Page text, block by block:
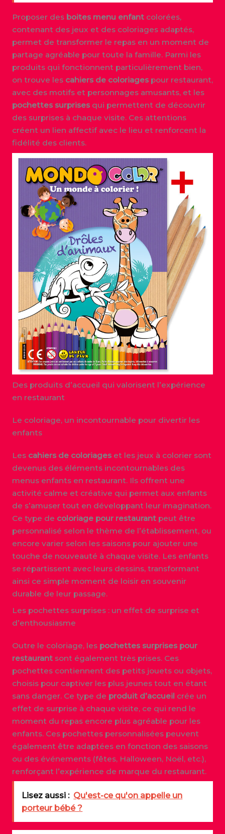
Proposer des boites menu enfantcolorées,
contenant des jeux et des coloriages adaptés,
permet de transformer le repas en un moment de
partage agréable pour toute la famille. Parmi les
produits qui fonctionnent particulièrement bien,
on trouve les cahiers de coloriagespour restaurant,
avec des motifs et personnages amusants, et les
pochettes surprisesqui permettent de découvrir
des surprises à chaque visite. Ces attentions
créent un lien affectif avec le lieu et renforcent la
fidélité des clients.
Des produits d’accueil qui valorisent l’expérience
en restaurant
Le coloriage, un incontournable pour divertir les
enfants
Les cahiers de coloriageset les jeux à colorier sont
devenus des éléments incontournables des
menus enfants en restaurant. Ils offrent une
activité calme et créative qui permet aux enfants
de s’amuser tout en développant leur imagination.
Ce type de coloriage pour restaurantpeut être
personnalisé selon le thème de l’établissement, ou
encore varier selon les saisons pour ajouter une
touche de nouveauté à chaque visite. Les enfants
se répartissent avec leurs dessins, transformant
ainsi ce simple moment de loisir en souvenir
durable de leur passage.
Les pochettes surprises : un effet de surprise et
d’enthousiasme
Outre le coloriage, les pochettes surprises pour
restaurantsont également très prises. Ces
pochettes contiennent des petits jouets ou objets,
choisis pour captiver les plus jeunes tout en étant
sans danger. Ce type de produit d’accueil crée un
effet de surprise à chaque visite, ce qui rend le
moment du repas encore plus agréable pour les
enfants. Ces pochettes personnalisées peuvent
également être adaptées en fonction des saisons
ou des événements (fêtes, Halloween, Noël, etc.),
renforçant l’expérience de marque du restaurant.
Lisez aussi : Qu'est-ce qu'on appelle un
porteur bébé ?